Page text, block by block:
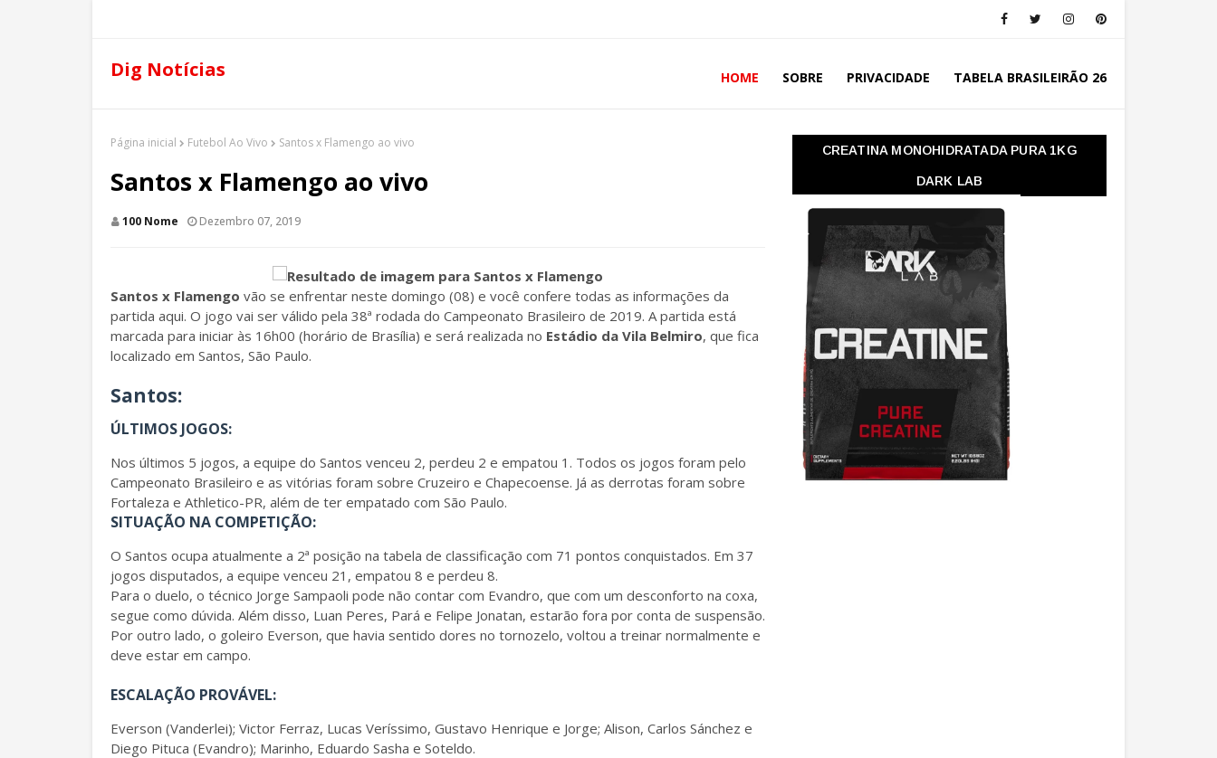
Dig Notícias HOME SOBRE PRIVACIDADE TABELA BRASILEIRÃO 26
Página inicial Futebol Ao Vivo Santos x Flamengo ao vivo
Santos x Flamengo ao vivo
100 Nome Dezembro 07, 2019
Santos x Flamengo vão se enfrentar neste domingo (08) e você confere todas as informações da
partida aqui. O jogo vai ser válido pela 38ª rodada do Campeonato Brasileiro de 2019. A partida está
marcada para iniciar às 16h00 (horário de Brasília) e será realizada no Estádio da Vila Belmiro, que fica
localizado em Santos, São Paulo.
Santos:
ÚLTIMOS JOGOS:
Nos últimos 5 jogos, a equipe do Santos venceu 2, perdeu 2 e empatou 1. Todos os jogos foram pelo
Campeonato Brasileiro e as vitórias foram sobre Cruzeiro e Chapecoense. Já as derrotas foram sobre
Fortaleza e Athletico-PR, além de ter empatado com São Paulo.
SITUAÇÃO NA COMPETIÇÃO:
O Santos ocupa atualmente a 2ª posição na tabela de classificação com 71 pontos conquistados. Em 37
jogos disputados, a equipe venceu 21, empatou 8 e perdeu 8.
Para o duelo, o técnico Jorge Sampaoli pode não contar com Evandro, que com um desconforto na coxa,
segue como dúvida. Além disso, Luan Peres, Pará e Felipe Jonatan, estarão fora por conta de suspensão.
Por outro lado, o goleiro Everson, que havia sentido dores no tornozelo, voltou a treinar normalmente e
deve estar em campo.
ESCALAÇÃO PROVÁVEL:
Everson (Vanderlei); Victor Ferraz, Lucas Veríssimo, Gustavo Henrique e Jorge; Alison, Carlos Sánchez e
Diego Pituca (Evandro); Marinho, Eduardo Sasha e Soteldo.
CREATINA MONOHIDRATADA PURA 1KG
DARK LAB